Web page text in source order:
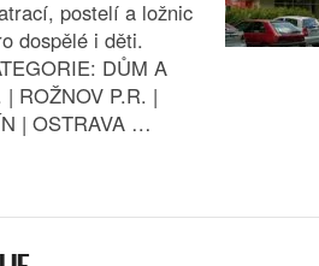
postelí a ložnic
dospělé i děti.
DŮM A
| ROŽNOV P.R. |
| OSTRAVA …